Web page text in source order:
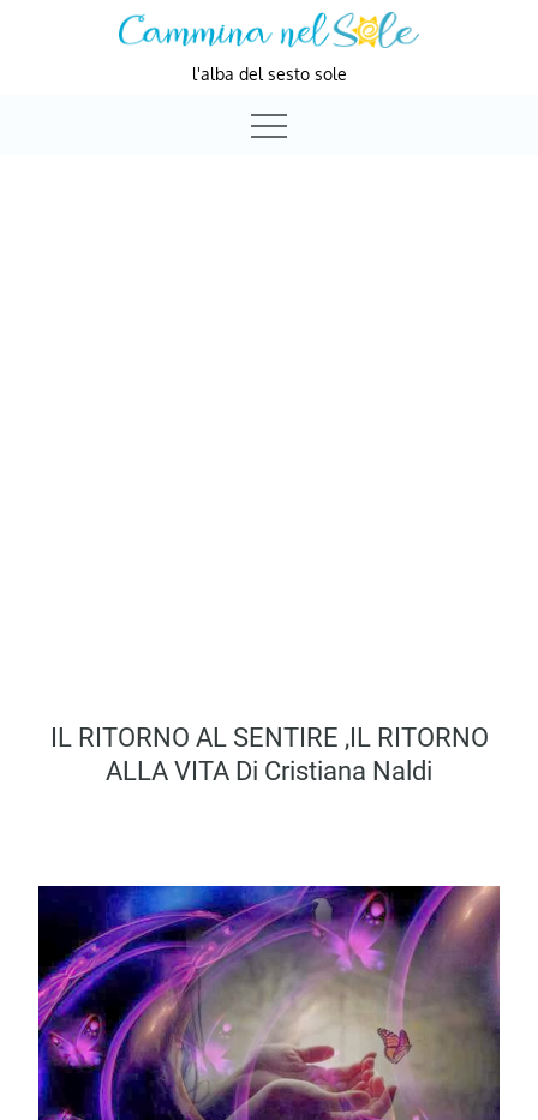
l'alba del sesto sole
IL RITORNO AL SENTIRE ,IL RITORNO
ALLA VITA Di Cristiana Naldi